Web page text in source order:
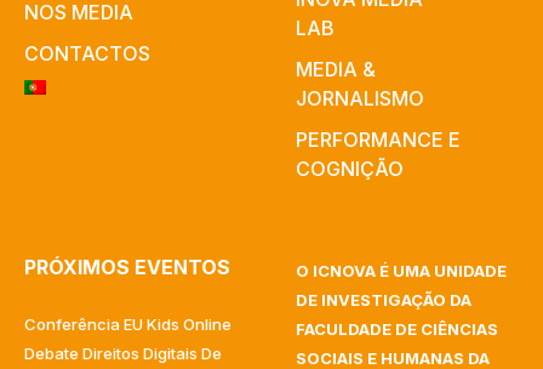
NOS MEDIA
CONTACTOS
LAB
MEDIA &
JORNALISMO
PERFORMANCE E
COGNIÇÃO
PRÓXIMOS EVENTOS
Conferência EU Kids Online
Debate Direitos Digitais De
O ICNOVA É UMA UNIDADE
DE INVESTIGAÇÃO DA
FACULDADE DE CIÊNCIAS
SOCIAIS E HUMANAS DA